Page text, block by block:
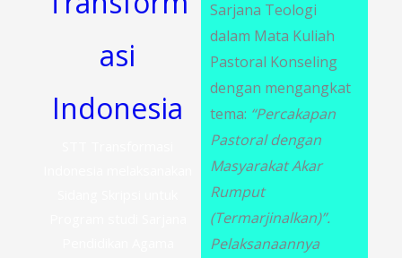
asi
Indonesia
Sarjana Teologi
dalam Mata Kuliah
Pastoral Konseling
dengan mengangkat
tema: “Percakapan
Pastoral dengan
Masyarakat Akar
Rumput
(Termarjinalkan)”.
Pelaksanaannya